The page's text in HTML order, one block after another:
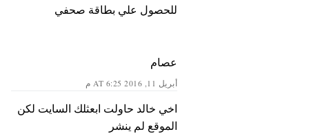
للحصول علي بطاقة صحفي
عصام
أبريل 11, 2016 AT 6:25 م
اخي خالد حاولت ابعثلك السايت لكن
الموقع لم ينشر